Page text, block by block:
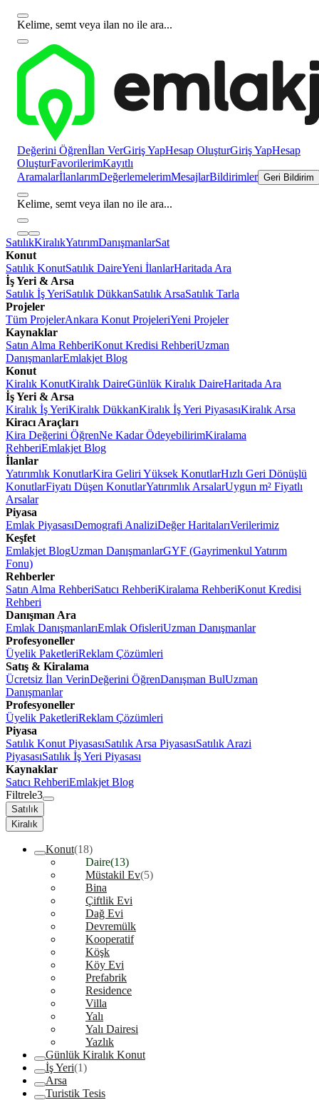
Kelime, semt veya ilan no ile ara...
Değerini Öğrenİlan VerGiriş YapHesap OluşturGiriş YapHesap
OluşturFavorilerimKayıtlı
AramalarİlanlarımDeğerlemelerimMesajlarBildirimler Geri Bildirim
Kelime, semt veya ilan no ile ara...
SatılıkKiralıkYatırımDanışmanlarSat
Konut
Satılık KonutSatılık DaireYeni İlanlarHaritada Ara
İş Yeri & Arsa
Satılık İş YeriSatılık DükkanSatılık ArsaSatılık Tarla
Projeler
Tüm ProjelerAnkara Konut ProjeleriYeni Projeler
Kaynaklar
Satın Alma RehberiKonut Kredisi RehberiUzman
DanışmanlarEmlakjet Blog
Konut
Kiralık KonutKiralık DaireGünlük Kiralık DaireHaritada Ara
İş Yeri & Arsa
Kiralık İş YeriKiralık DükkanKiralık İş Yeri PiyasasıKiralık Arsa
Kiracı Araçları
Kira Değerini ÖğrenNe Kadar ÖdeyebilirimKiralama
RehberiEmlakjet Blog
İlanlar
Yatırımlık KonutlarKira Geliri Yüksek KonutlarHızlı Geri Dönüşlü
KonutlarFiyatı Düşen KonutlarYatırımlık ArsalarUygun m² Fiyatlı
Arsalar
Piyasa
Emlak PiyasasıDemografi AnaliziDeğer HaritalarıVerilerimiz
Keşfet
Emlakjet BlogUzman DanışmanlarGYF (Gayrimenkul Yatırım
Fonu)
Rehberler
Satın Alma RehberiSatıcı RehberiKiralama RehberiKonut Kredisi
Rehberi
Danışman Ara
Emlak DanışmanlarıEmlak OfisleriUzman Danışmanlar
Profesyoneller
Üyelik PaketleriReklam Çözümleri
Satış & Kiralama
Ücretsiz İlan VerinDeğerini ÖğrenDanışman BulUzman
Danışmanlar
Profesyoneller
Üyelik PaketleriReklam Çözümleri
Piyasa
Satılık Konut PiyasasıSatılık Arsa PiyasasıSatılık Arazi
PiyasasıSatılık İş Yeri Piyasası
Kaynaklar
Satıcı RehberiEmlakjet Blog
Filtrele3
Satılık
Kiralık
Konut(18)
Daire(13)
Müstakil Ev(5)
Bina
Çiftlik Evi
Dağ Evi
Devremülk
Kooperatif
Köşk
Köy Evi
Prefabrik
Residence
Villa
Yalı
Yalı Dairesi
Yazlık
Günlük Kiralık Konut
İş Yeri(1)
Arsa
Turistik Tesis